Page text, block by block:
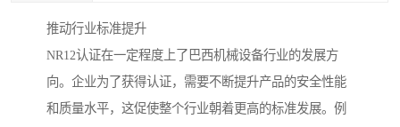
推动行业标准提升
NR12认证在一定程度上了巴西机械设备行业的发展方
向。企业为了获得认证，需要不断提升产品的安全性能
和质量水平，这促使整个行业朝着更高的标准发展。例